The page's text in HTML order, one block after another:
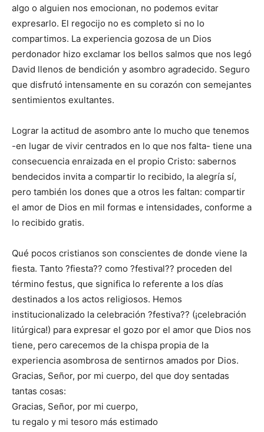
algo o alguien nos emocionan, no podemos evitar
expresarlo. El regocijo no es completo si no lo
compartimos. La experiencia gozosa de un Dios
perdonador hizo exclamar los bellos salmos que nos legó
David llenos de bendición y asombro agradecido. Seguro
que disfrutó intensamente en su corazón con semejantes
sentimientos exultantes.
Lograr la actitud de asombro ante lo mucho que tenemos
-en lugar de vivir centrados en lo que nos falta- tiene una
consecuencia enraizada en el propio Cristo: sabernos
bendecidos invita a compartir lo recibido, la alegría sí,
pero también los dones que a otros les faltan: compartir
el amor de Dios en mil formas e intensidades, conforme a
lo recibido gratis.
Qué pocos cristianos son conscientes de donde viene la
fiesta. Tanto ?fiesta?? como ?festival?? proceden del
término festus, que significa lo referente a los días
destinados a los actos religiosos. Hemos
institucionalizado la celebración ?festiva?? (¡celebración
litúrgica!) para expresar el gozo por el amor que Dios nos
tiene, pero carecemos de la chispa propia de la
experiencia asombrosa de sentirnos amados por Dios.
Gracias, Señor, por mi cuerpo, del que doy sentadas
tantas cosas:
Gracias, Señor, por mi cuerpo,
tu regalo y mi tesoro más estimado